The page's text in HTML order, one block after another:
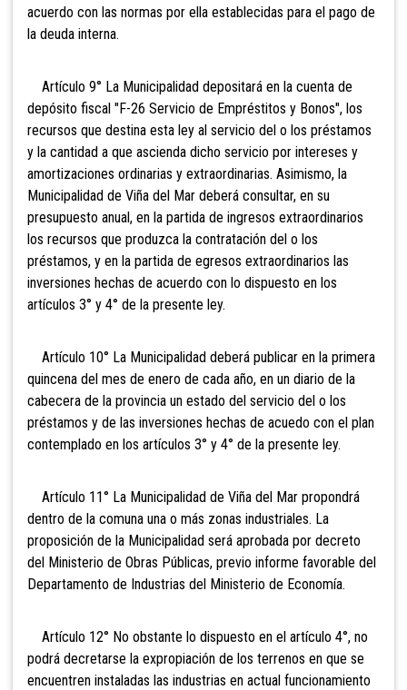
acuerdo con las normas por ella establecidas para el pago de
la deuda interna.
Artículo 9° La Municipalidad depositará en la cuenta de
depósito fiscal "F-26 Servicio de Empréstitos y Bonos", los
recursos que destina esta ley al servicio del o los préstamos
y la cantidad a que ascienda dicho servicio por intereses y
amortizaciones ordinarias y extraordinarias. Asimismo, la
Municipalidad de Viña del Mar deberá consultar, en su
presupuesto anual, en la partida de ingresos extraordinarios
los recursos que produzca la contratación del o los
préstamos, y en la partida de egresos extraordinarios las
inversiones hechas de acuerdo con lo dispuesto en los
artículos 3° y 4° de la presente ley.
Artículo 10° La Municipalidad deberá publicar en la primera
quincena del mes de enero de cada año, en un diario de la
cabecera de la provincia un estado del servicio del o los
préstamos y de las inversiones hechas de acuedo con el plan
contemplado en los artículos 3° y 4° de la presente ley.
Artículo 11° La Municipalidad de Viña del Mar propondrá
dentro de la comuna una o más zonas industriales. La
proposición de la Municipalidad será aprobada por decreto
del Ministerio de Obras Públicas, previo informe favorable del
Departamento de Industrias del Ministerio de Economía.
Artículo 12° No obstante lo dispuesto en el artículo 4°, no
podrá decretarse la expropiación de los terrenos en que se
encuentren instaladas las industrias en actual funcionamiento